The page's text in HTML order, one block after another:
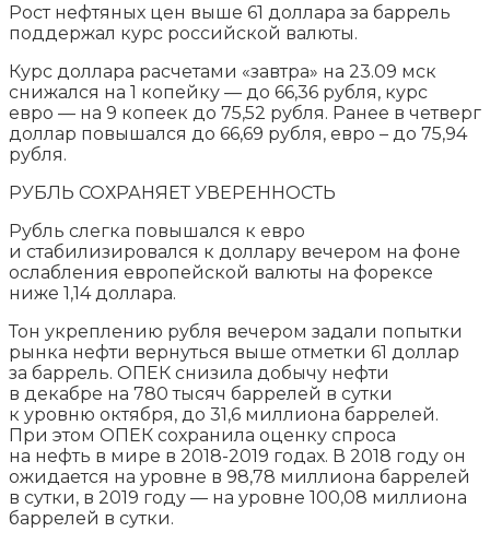
Рост нефтяных цен выше 61 доллара за баррель
поддержал курс российской валюты.
Курс доллара расчетами «завтра» на 23.09 мск
снижался на 1 копейку — до 66,36 рубля, курс
евро — на 9 копеек до 75,52 рубля. Ранее в четверг
доллар повышался до 66,69 рубля, евро – до 75,94
рубля.
РУБЛЬ СОХРАНЯЕТ УВЕРЕННОСТЬ
Рубль слегка повышался к евро
и стабилизировался к доллару вечером на фоне
ослабления европейской валюты на форексе
ниже 1,14 доллара.
Тон укреплению рубля вечером задали попытки
рынка нефти вернуться выше отметки 61 доллар
за баррель. ОПЕК снизила добычу нефти
в декабре на 780 тысяч баррелей в сутки
к уровню октября, до 31,6 миллиона баррелей.
При этом ОПЕК сохранила оценку спроса
на нефть в мире в 2018-2019 годах. В 2018 году он
ожидается на уровне в 98,78 миллиона баррелей
в сутки, в 2019 году — на уровне 100,08 миллиона
баррелей в сутки.